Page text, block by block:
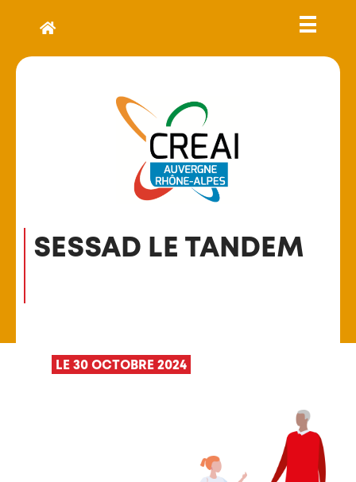
SESSAD LE TANDEM
LE 30 OCTOBRE 2024